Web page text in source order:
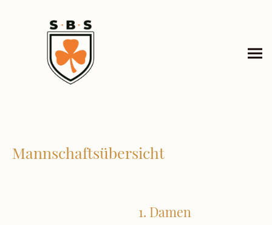
Mannschaftsübersicht
1. Damen